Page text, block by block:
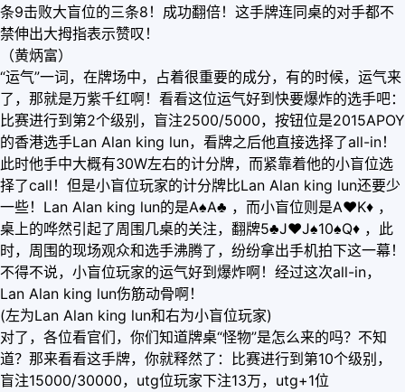
条9击败大盲位的三条8！成功翻倍！这手牌连同桌的对手都不
禁伸出大拇指表示赞叹！
（黄炳富）
“运气”一词，在牌场中，占着很重要的成分，有的时候，运气来
了，那就是万紫千红啊！看看这位运气好到快要爆炸的选手吧：
比赛进行到第2个级别，盲注2500/5000，按钮位是2015APOY
的香港选手Lan Alan king lun，看牌之后他直接选择了all-in！
此时他手中大概有30W左右的计分牌，而紧靠着他的小盲位选
择了call！但是小盲位玩家的计分牌比Lan Alan king lun还要少
一些！Lan Alan king lun的是A♠A♣ ，而小盲位则是A♥K♦ ，
桌上的哗然引起了周围几桌的关注，翻牌5♣J♥J♠10♠Q♦ ，此
时，周围的现场观众和选手沸腾了，纷纷拿出手机拍下这一幕！
不得不说，小盲位玩家的运气好到爆炸啊！经过这次all-in，
Lan Alan king lun伤筋动骨啊！
(左为Lan Alan king lun和右为小盲位玩家)
对了，各位看官们，你们知道牌桌“怪物”是怎么来的吗？不知
道？那来看看这手牌，你就释然了：比赛进行到第10个级别，
盲注15000/30000，utg位玩家下注13万，utg+1位